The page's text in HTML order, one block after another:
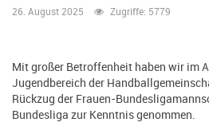
26. August 2025 Zugriffe: 5779
Mit großer Betroffenheit haben wir im
Jugendbereich der
Rückzug der Frauen-
Bundesliga zur Kenntnis genommen.